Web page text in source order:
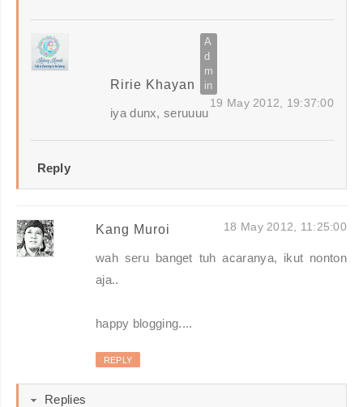
Ririe Khayan
19 May 2012, 19:37:00
iya dunx, seruuuu
Reply
Kang Muroi 18 May 2012, 11:25:00
wah seru banget tuh acaranya, ikut nonton
aja..
happy blogging....
REPLY
Replies